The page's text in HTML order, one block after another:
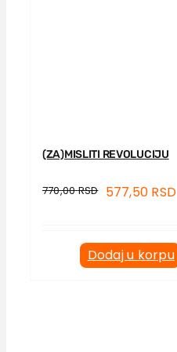
(ZA)MISLITI REVOLUCIJU
770,00RSD 577,50 RSD
Dodaj u korpu